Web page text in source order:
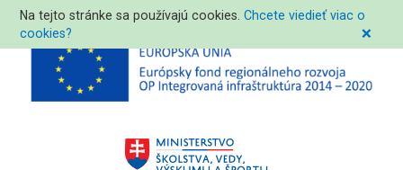
Na tejto stránke sa používajú cookies.Chcete viedieť viac o
cookies?
❌